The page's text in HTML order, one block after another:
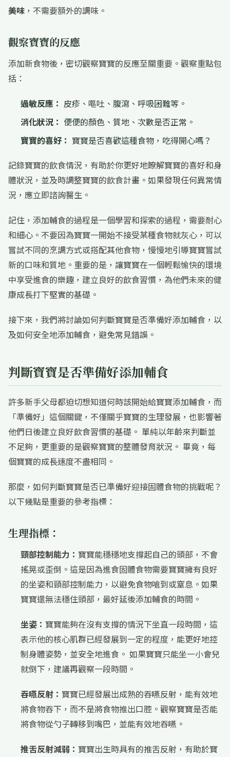
美味 ，不需要額外的調味。
觀察寶寶的反應
添加新食物後，密切觀察寶寶的反應至關重要。觀察重點包
括：
過敏反應： 皮疹、嘔吐、腹瀉、呼吸困難等。
消化狀況： 便便的顏色、質地、次數是否正常。
寶寶的喜好： 寶寶是否喜歡這種食物，吃得開心嗎？
記錄寶寶的飲食情況，有助於你更好地瞭解寶寶的喜好和身
體狀況，並及時調整寶寶的飲食計畫。如果發現任何異常情
況，應立即諮詢醫生。
記住，添加輔食的過程是一個學習和探索的過程，需要耐心
和細心。不要因為寶寶一開始不接受某種食物就灰心，可以
嘗試不同的烹調方式或搭配其他食物，慢慢地引導寶寶嘗試
新的口味和質地。重要的是，讓寶寶在一個輕鬆愉快的環境
中享受進食的樂趣，建立良好的飲食習慣，為他們未來的健
康成長打下堅實的基礎。
接下來，我們將討論如何判斷寶寶是否準備好添加輔食，以
及如何安全地添加輔食，避免常見錯誤。
判斷寶寶是否準備好添加輔食
許多新手父母都迫切想知道何時該開始給寶寶添加輔食，而
「準備好」這個關鍵，不僅關乎寶寶的生理發展，也影響著
他們日後建立良好飲食習慣的基礎。 單純以年齡來判斷並
不足夠，更重要的是觀察寶寶的整體發育狀況。 畢竟，每
個寶寶的成長速度不盡相同。
那麼，如何判斷寶寶是否已準備好迎接固體食物的挑戰呢？
以下幾點是重要的參考指標：
生理指標：
頸部控制能力： 寶寶能穩穩地支撐起自己的頭部，不會
搖晃或歪倒。這是因為進食固體食物需要寶寶擁有良好
的坐姿和頸部控制能力，以避免食物嗆到或窒息。如果
寶寶還無法穩住頭部，最好延後添加輔食的時間。
坐姿： 寶寶能夠在沒有支撐的情況下坐直一段時間，這
表示他的核心肌群已經發展到一定的程度，能更好地控
制身體姿勢，並安全地進食。 如果寶寶只能坐一小會兒
就倒下，建議再觀察一段時間。
吞嚥反射： 寶寶已經發展出成熟的吞嚥反射，能有效地
將食物吞下，而不是將食物推出口腔。觀察寶寶是否能
將食物從勺子轉移到嘴巴，並能有效地吞嚥。
推舌反射減弱： 寶寶出生時具有的推舌反射，有助於寶